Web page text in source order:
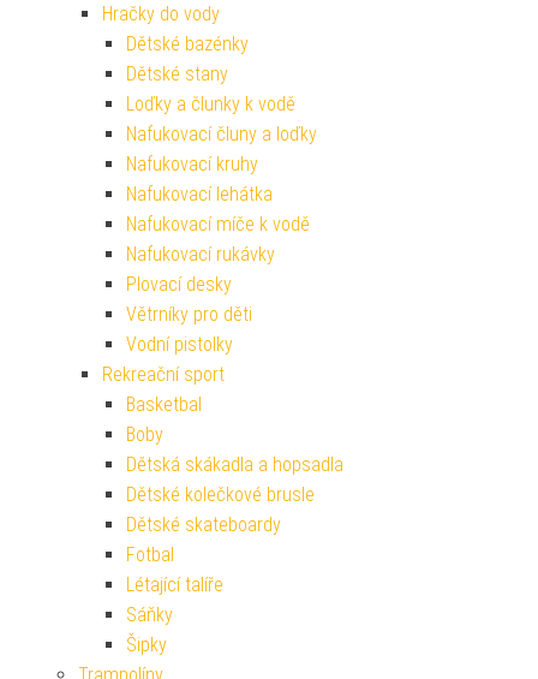
Hračky do vody
Dětské bazénky
Dětské stany
Loďky a člunky k vodě
Nafukovací čluny a loďky
Nafukovací kruhy
Nafukovací lehátka
Nafukovací míče k vodě
Nafukovací rukávky
Plovací desky
Větrníky pro děti
Vodní pistolky
Rekreační sport
Basketbal
Boby
Dětská skákadla a hopsadla
Dětské kolečkové brusle
Dětské skateboardy
Fotbal
Létající talíře
Sáňky
Šipky